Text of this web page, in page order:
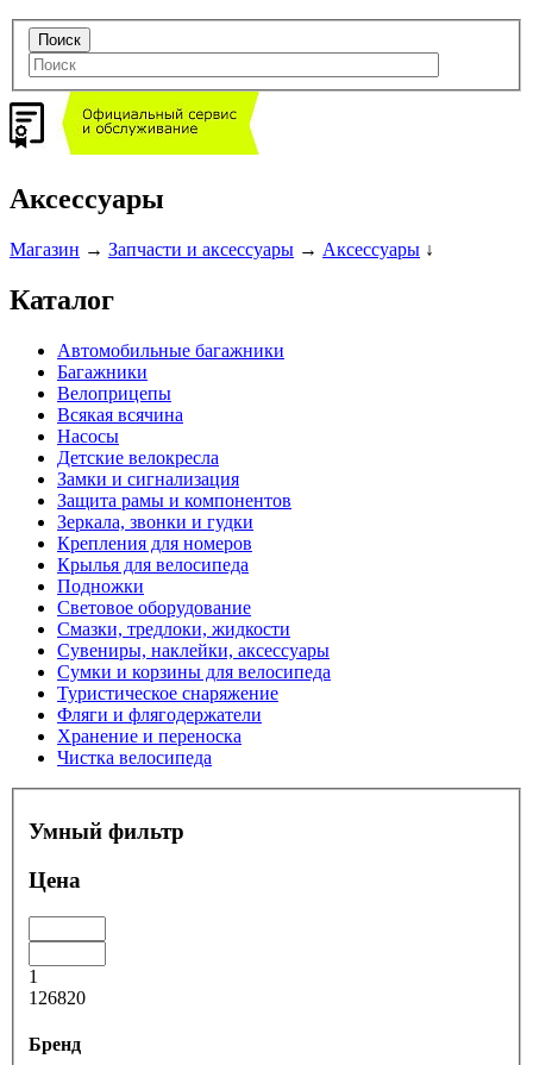
Аксессуары
Магазин → Запчасти и аксессуары → Аксессуары ↓
Каталог
Автомобильные багажники
Багажники
Велоприцепы
Всякая всячина
Насосы
Детские велокресла
Замки и сигнализация
Защита рамы и компонентов
Зеркала, звонки и гудки
Крепления для номеров
Крылья для велосипеда
Подножки
Световое оборудование
Смазки, тредлоки, жидкости
Сувениры, наклейки, аксессуары
Сумки и корзины для велосипеда
Туристическое снаряжение
Фляги и флягодержатели
Хранение и переноска
Чистка велосипеда
Умный фильтр
Цена
1
126820
Бренд